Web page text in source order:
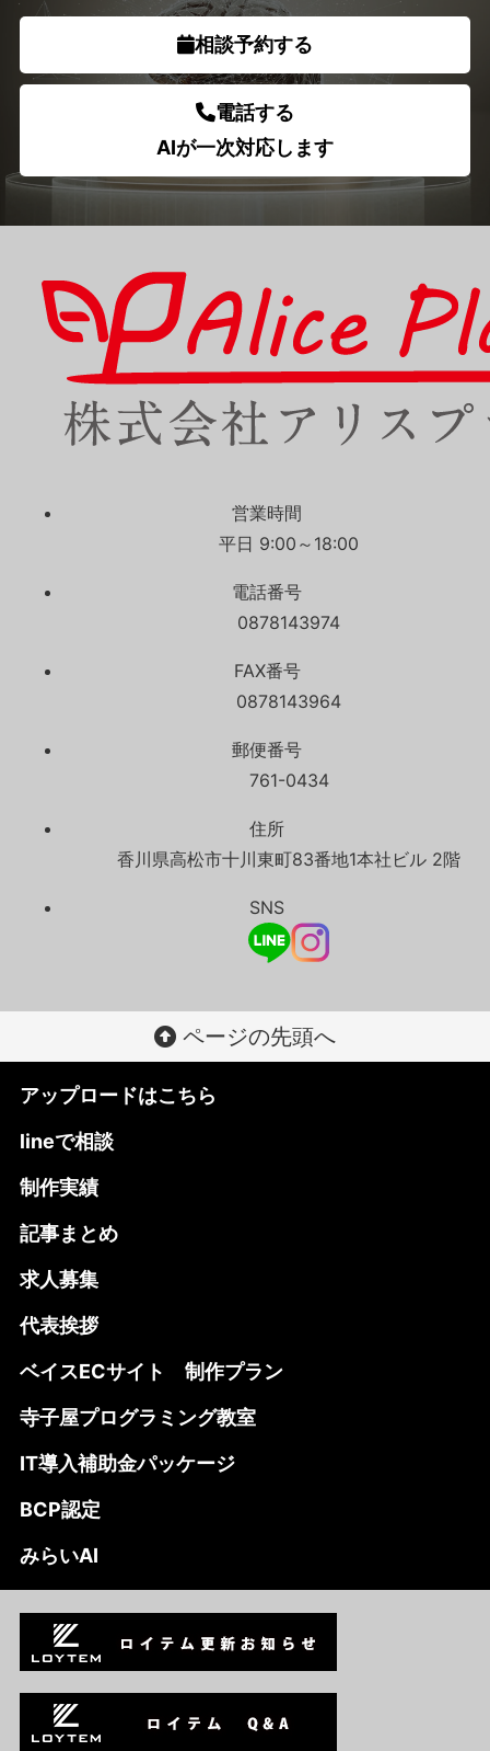
相談予約する
電話する
AIが一次対応します
営業時間
平日 9:00～18:00
電話番号
0878143974
FAX番号
0878143964
郵便番号
761-0434
住所
香川県高松市十川東町83番地1本社ビル 2階
SNS
ページの先頭へ
アップロードはこちら
lineで相談
制作実績
記事まとめ
求人募集
代表挨拶
ベイスECサイト 制作プラン
寺子屋プログラミング教室
IT導入補助金パッケージ
BCP認定
みらいAI